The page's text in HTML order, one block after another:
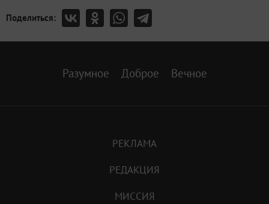
Поделиться:
Разумное Доброе Вечное
РЕКЛАМА
РЕДАКЦИЯ
МИССИЯ